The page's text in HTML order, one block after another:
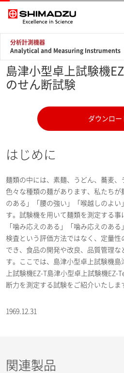
分析計測機器
Analytical and Measuring Instruments
島津小型卓上試験機
のせん断試験
ダウンロー
はじめに
麺類の中には、素麺、うどん、蕎麦、
色々な種類の麺があります、私たちが
のある」「腰の強い」「喉越しのよい
す。試験機を用いて麺類を測定する事
「噛み応えのある」「噛み応えのあ
検査という評価方法ではなく、定量
でき、食品の開発や改良、品質管理な
す。ここでは、島津小型卓上試験機
上試験機EZ-T島津小型卓上試験機EZ-
断力を測定する試験をご紹介いたしま
1969.12.31
関連製品